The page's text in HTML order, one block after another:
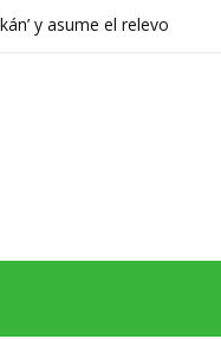
y asume el relevo